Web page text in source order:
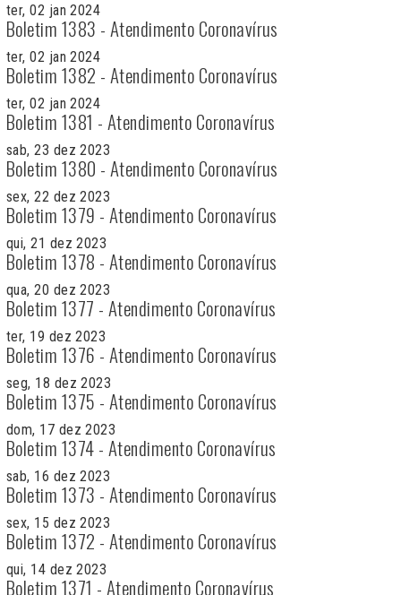
ter, 02 jan 2024
Boletim 1383 - Atendimento Coronavírus
ter, 02 jan 2024
Boletim 1382 - Atendimento Coronavírus
ter, 02 jan 2024
Boletim 1381 - Atendimento Coronavírus
sab, 23 dez 2023
Boletim 1380 - Atendimento Coronavírus
sex, 22 dez 2023
Boletim 1379 - Atendimento Coronavírus
qui, 21 dez 2023
Boletim 1378 - Atendimento Coronavírus
qua, 20 dez 2023
Boletim 1377 - Atendimento Coronavírus
ter, 19 dez 2023
Boletim 1376 - Atendimento Coronavírus
seg, 18 dez 2023
Boletim 1375 - Atendimento Coronavírus
dom, 17 dez 2023
Boletim 1374 - Atendimento Coronavírus
sab, 16 dez 2023
Boletim 1373 - Atendimento Coronavírus
sex, 15 dez 2023
Boletim 1372 - Atendimento Coronavírus
qui, 14 dez 2023
Boletim 1371 - Atendimento Coronavírus